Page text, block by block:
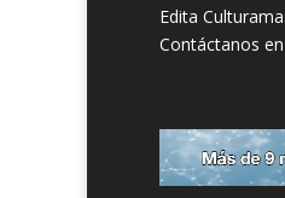
Edita
Contáctanos